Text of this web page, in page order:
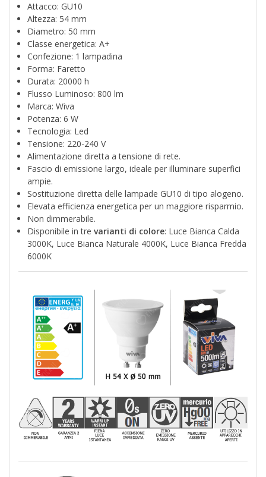
Attacco: GU10
Altezza: 54 mm
Diametro: 50 mm
Classe energetica: A+
Confezione: 1 lampadina
Forma: Faretto
Durata: 20000 h
Flusso Luminoso: 800 lm
Marca: Wiva
Potenza: 6 W
Tecnologia: Led
Tensione: 220-240 V
Alimentazione diretta a tensione di rete.
Fascio di emissione largo, ideale per illuminare superfici
ampie.
Sostituzione diretta delle lampade GU10 di tipo alogeno.
Elevata efficienza energetica per un maggiore risparmio.
Non dimmerabile.
Disponibile in tre varianti di colore: Luce Bianca Calda
3000K, Luce Bianca Naturale 4000K, Luce Bianca Fredda
6000K